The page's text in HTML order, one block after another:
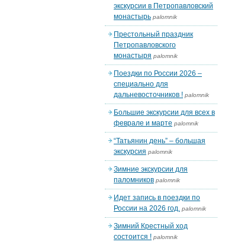
экскурсии в Петропавловский
монастырь palomnik
Престольный праздник
Петропавловского
монастыря palomnik
Поездки по России 2026 –
специально для
дальневосточников ! palomnik
Большие экскурсии для всех в
феврале и марте palomnik
“Татьянин день” – большая
экскурсия palomnik
Зимние экскурсии для
паломников palomnik
Идет запись в поездки по
России на 2026 год. palomnik
Зимний Крестный ход
состоится ! palomnik